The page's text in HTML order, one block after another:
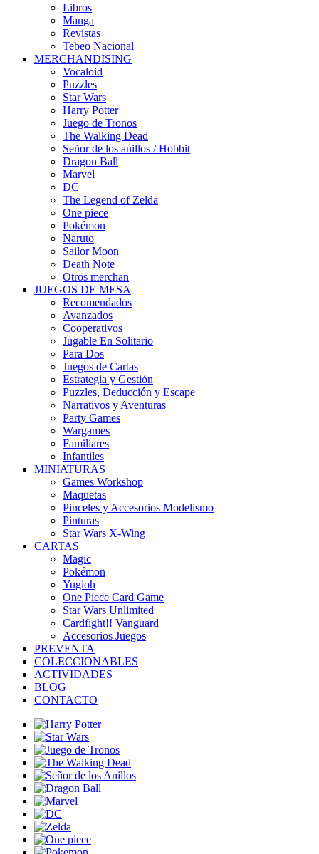
Libros
Manga
Revistas
Tebeo Nacional
MERCHANDISING
Vocaloid
Puzzles
Star Wars
Harry Potter
Juego de Tronos
The Walking Dead
Señor de los anillos / Hobbit
Dragon Ball
Marvel
DC
The Legend of Zelda
One piece
Pokémon
Naruto
Sailor Moon
Death Note
Otros merchan
JUEGOS DE MESA
Recomendados
Avanzados
Cooperativos
Jugable En Solitario
Para Dos
Juegos de Cartas
Estrategia y Gestión
Puzzles, Deducción y Escape
Narrativos y Aventuras
Party Games
Wargames
Familiares
Infantiles
MINIATURAS
Games Workshop
Maquetas
Pinceles y Accesorios Modelismo
Pinturas
Star Wars X-Wing
CARTAS
Magic
Pokémon
Yugioh
One Piece Card Game
Star Wars Unlimited
Cardfight!! Vanguard
Accesorios Juegos
PREVENTA
COLECCIONABLES
ACTIVIDADES
BLOG
CONTACTO